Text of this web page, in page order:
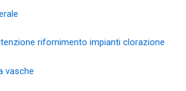
rifornimento impianti clorazione
vasche